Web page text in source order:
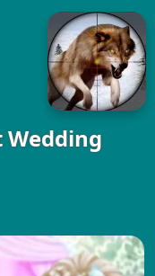
Wedding